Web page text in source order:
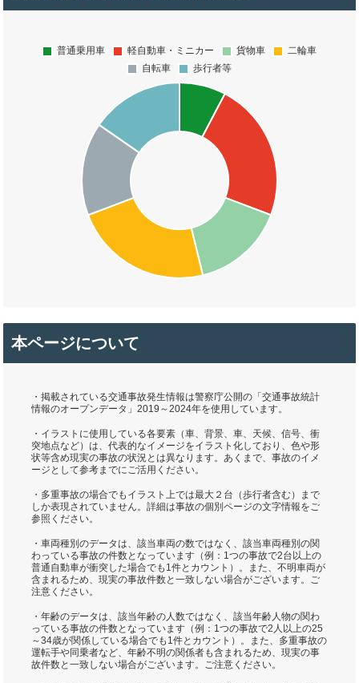
本ページについて
・掲載されている交通事故発生情報は警察庁公開の「交通事故統計
情報のオープンデータ」2019～2024年を使用しています。
・イラストに使用している各要素（車、背景、車、天候、信号、衝
突地点など）は、代表的なイメージをイラスト化しており、色や形
状等含め現実の事故の状況とは異なります。あくまで、事故のイメ
ージとして参考までにご活用ください。
・多重事故の場合でもイラスト上では最大２台（歩行者含む）まで
しか表現されていません。詳細は事故の個別ページの文字情報をご
参照ください。
・車両種別のデータは、該当車両の数ではなく、該当車両種別の関
わっている事故の件数となっています（例：1つの事故で2台以上の
普通自動車が衝突した場合でも1件とカウント）。また、不明車両が
含まれるため、現実の事故件数と一致しない場合がございます。ご
注意ください。
・年齢のデータは、該当年齢の人数ではなく、該当年齢人物の関わ
っている事故の件数となっています（例：1つの事故で2人以上の25
～34歳が関係している場合でも1件とカウント）。また、多重事故の
運転手や同乗者など、年齢不明の関係者も含まれるため、現実の事
故件数と一致しない場合がございます。ご注意ください。